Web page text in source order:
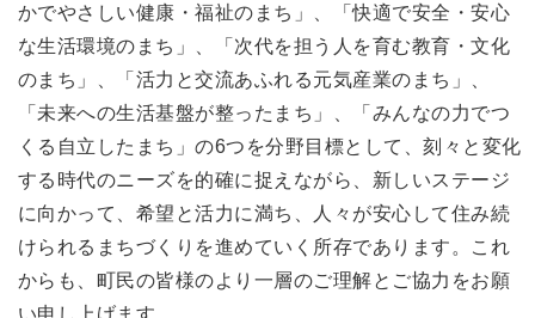
かでやさしい健康・福祉のまち」、「快適で安全・安心
な生活環境のまち」、「次代を担う人を育む教育・文化
のまち」、「活力と交流あふれる元気産業のまち」、
「未来への生活基盤が整ったまち」、「みんなの力でつ
くる自立したまち」の6つを分野目標として、刻々と変化
する時代のニーズを的確に捉えながら、新しいステージ
に向かって、希望と活力に満ち、人々が安心して住み続
けられるまちづくりを進めていく所存であります。これ
からも、町民の皆様のより一層のご理解とご協力をお願
い申し上げます。